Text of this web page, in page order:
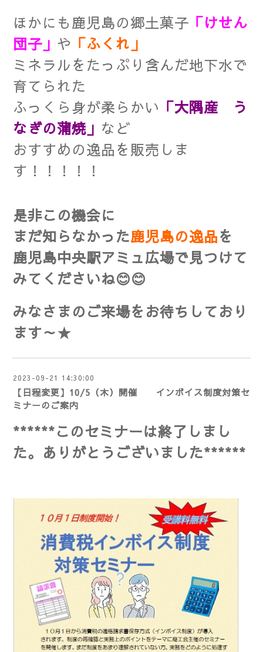
ほかにも鹿児島の郷土菓子 「けせん
団子」 や 「ふくれ」
ミネラルをたっぷり含んだ地下水で
育てられた
ふっくら身が柔らかい 「大隅産 う
なぎの蒲焼」 など
おすすめの逸品を販売しま
す！！！！！
是非この機会に
まだ知らなかった鹿児島の逸品を
鹿児島中央駅アミュ広場で見つけて
みてくださいね😊😊
みなさまのご来場をお待ち しており
ます～★
2023-09-21 14:30:00
【日程変更】10/5（木）開催 インボイス制度対策セ
ミナーのご案内
******このセミナーは終了しまし
た。 ありがとうございました******